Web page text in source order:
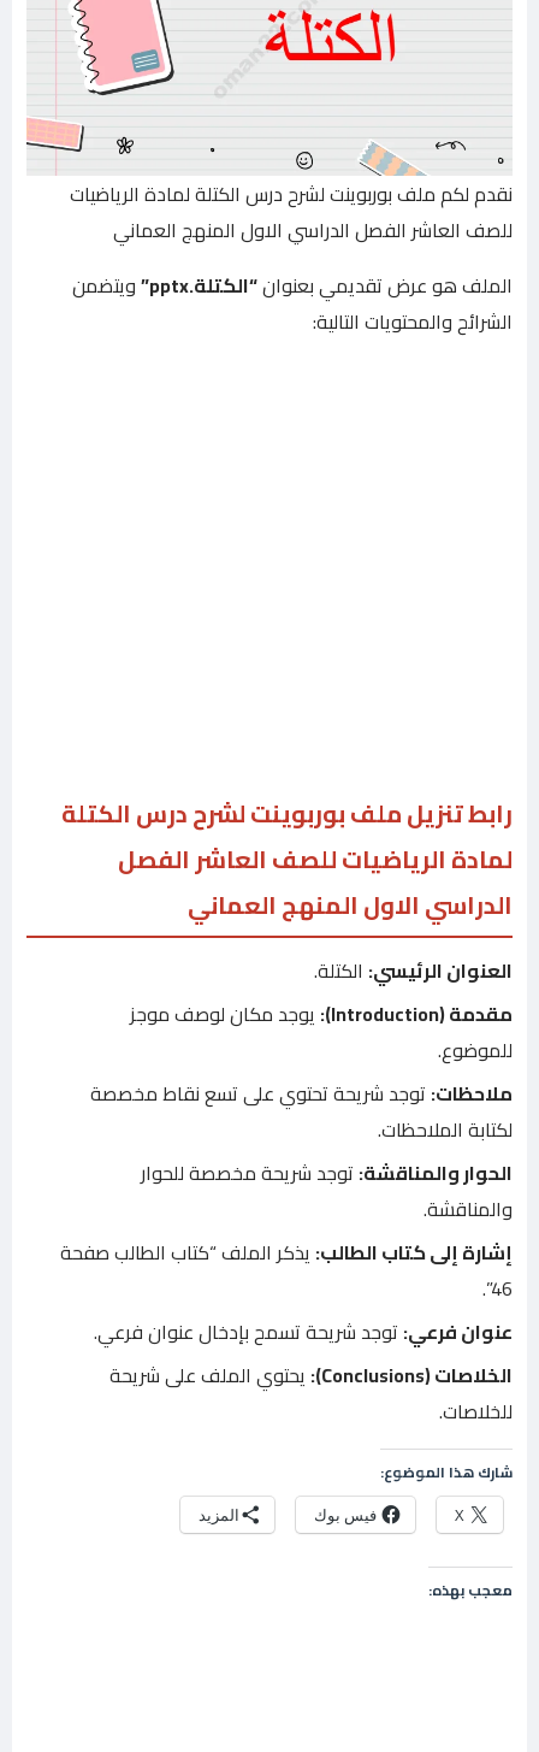
نقدم لكم ملف بوربوينت لشرح درس الكتلة لمادة الرياضيات
للصف العاشر الفصل الدراسي الاول المنهج العماني
الملف هو عرض تقديمي بعنوان“الكتلة.pptx”
ويتضمن
الشرائح والمحتويات التالية:
رابط تنزيل ملف بوربوينت لشرح درس الكتلة
لمادة الرياضيات للصف العاشر الفصل
الدراسي الاول المنهج العماني
العنوان الرئيسي: الكتلة.
مقدمة (Introduction):
يوجد مكان لوصف موجز
للموضوع.
ملاحظات: توجد شريحة تحتوي على تسع نقاط مخصصة
لكتابة الملاحظات.
الحوار والمناقشة: توجد شريحة مخصصة للحوار
والمناقشة.
إشارة إلى كتاب الطالب: يذكر الملف “كتاب الطالب صفحة
46”.
عنوان فرعي: توجد شريحة تسمح بإدخال عنوان فرعي.
الخلاصات (Conclusions):
يحتوي الملف على شريحة
للخلاصات.
شارك هذا الموضوع:
X فيس بوك المزيد
معجب بهذه: